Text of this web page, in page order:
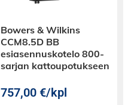
Bowers & Wilkins
CCM8.5D BB
esiasennuskotelo 800-
sarjan kattoupotukseen
757,00€/kpl